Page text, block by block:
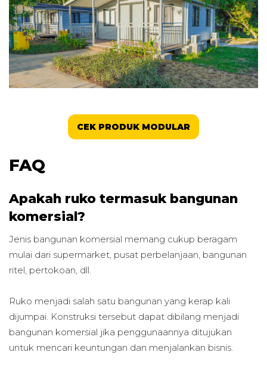
CEK PRODUK MODULAR
FAQ
Apakah ruko termasuk bangunan
komersial?
Jenis bangunan komersial memang cukup beragam
mulai dari supermarket, pusat perbelanjaan, bangunan
ritel, pertokoan, dll.
Ruko menjadi salah satu bangunan yang kerap kali
dijumpai. Konstruksi tersebut dapat dibilang menjadi
bangunan komersial jika penggunaannya ditujukan
untuk mencari keuntungan dan menjalankan bisnis.